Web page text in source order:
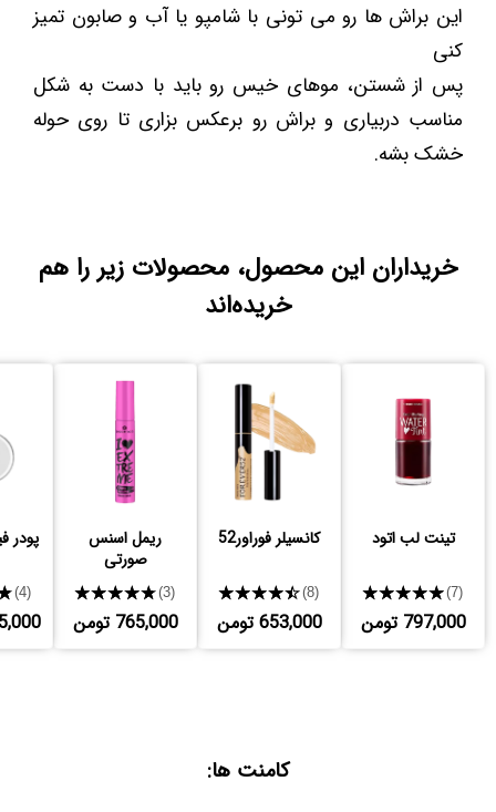
این براش ها رو می تونی با شامپو یا آب و صابون تمیز
کنی
پس از شستن، موهای خیس رو باید با دست به شکل
مناسب دربیاری و براش رو برعکس بزاری تا روی حوله
خشک بشه.
خریداران این محصول، محصولات زیر را هم
خریده‌اند
تینت لب اتود
★★★★★(7)
797,000 تومن
کانسیلر فوراور52
★★★★★(8)
653,000 تومن
ریمل اسنس
صورتی
★★★★★(3)
765,000 تومن
پودر
(4)
کامنت ها: